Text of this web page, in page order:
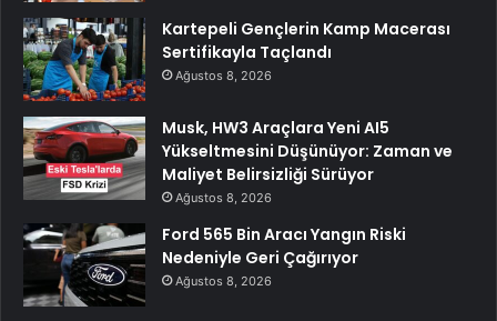
Kartepeli Gençlerin Kamp Macerası
Sertifikayla Taçlandı
Ağustos 8, 2026
Musk, HW3 Araçlara Yeni AI5
Yükseltmesini Düşünüyor: Zaman ve
Maliyet Belirsizliği Sürüyor
Ağustos 8, 2026
Ford 565 Bin Aracı Yangın Riski
Nedeniyle Geri Çağırıyor
Ağustos 8, 2026